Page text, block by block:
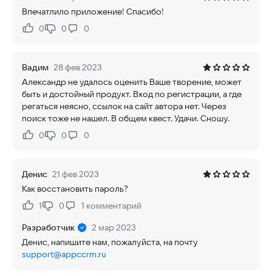
Впечатлило приложение! Спасибо!
Нравится:
0Не нравится:
0 0
Вадим 28 фев 2023
Александр не удалось оценить Ваше творение, может
быть и достойный продукт. Вход по регистрации, а где
регаться неясно, ссылок на сайт автора нет. Через
поиск тоже не нашел. В общем квест. Удачи. Сношу.
Нравится:
0Не нравится:
0 0
Денис 21 фев 2023
Как восстановить пароль?
Нравится:
1Не нравится:
0 1 комментарий
Разработчик
2 мар 2023
Денис, напишите нам, пожалуйста, на почту
support@appccrm.ru